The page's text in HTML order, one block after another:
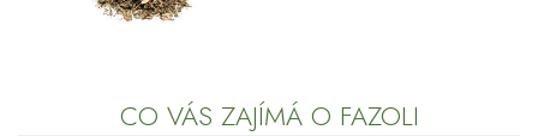
CO VÁS ZAJÍMÁ O FAZOLI